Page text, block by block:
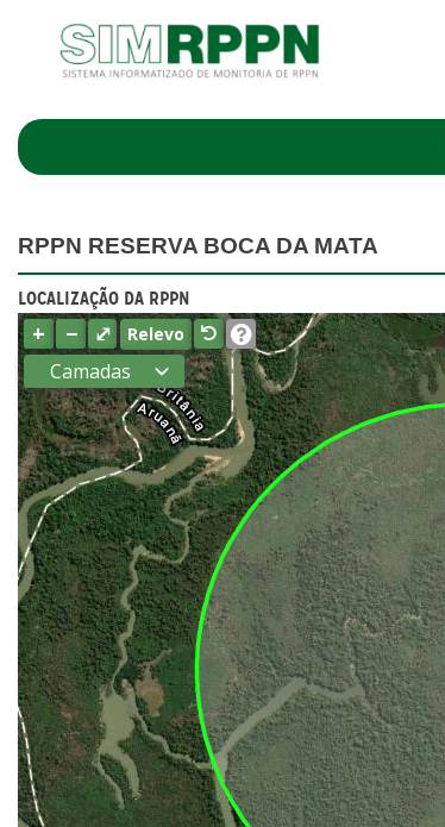
RPPN RESERVA BOCA DA MATA
LOCALIZAÇÃO DA RPPN
+ − ⤢ Relevo
Camadas
Estados
Municípios
Terras
indígenas
(FUNAI)
UC Federal
UC Estaduais
UC
Municipais
Hidrografia
1:1.000.000
(ANA)
Biomas
(IBGE)